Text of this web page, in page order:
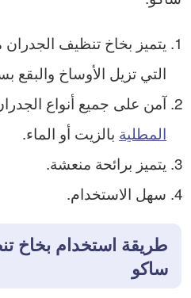
يتميز بخاخ تنظيف الجدران
التي تزيل الأوساخ والبقع
آمن على جميع أنواع
المطلية بالزيت أو الماء.
يتميز برائحة منعشة.
سهل الاستخدام.
طريقة استخدام بخاخ
ساكو